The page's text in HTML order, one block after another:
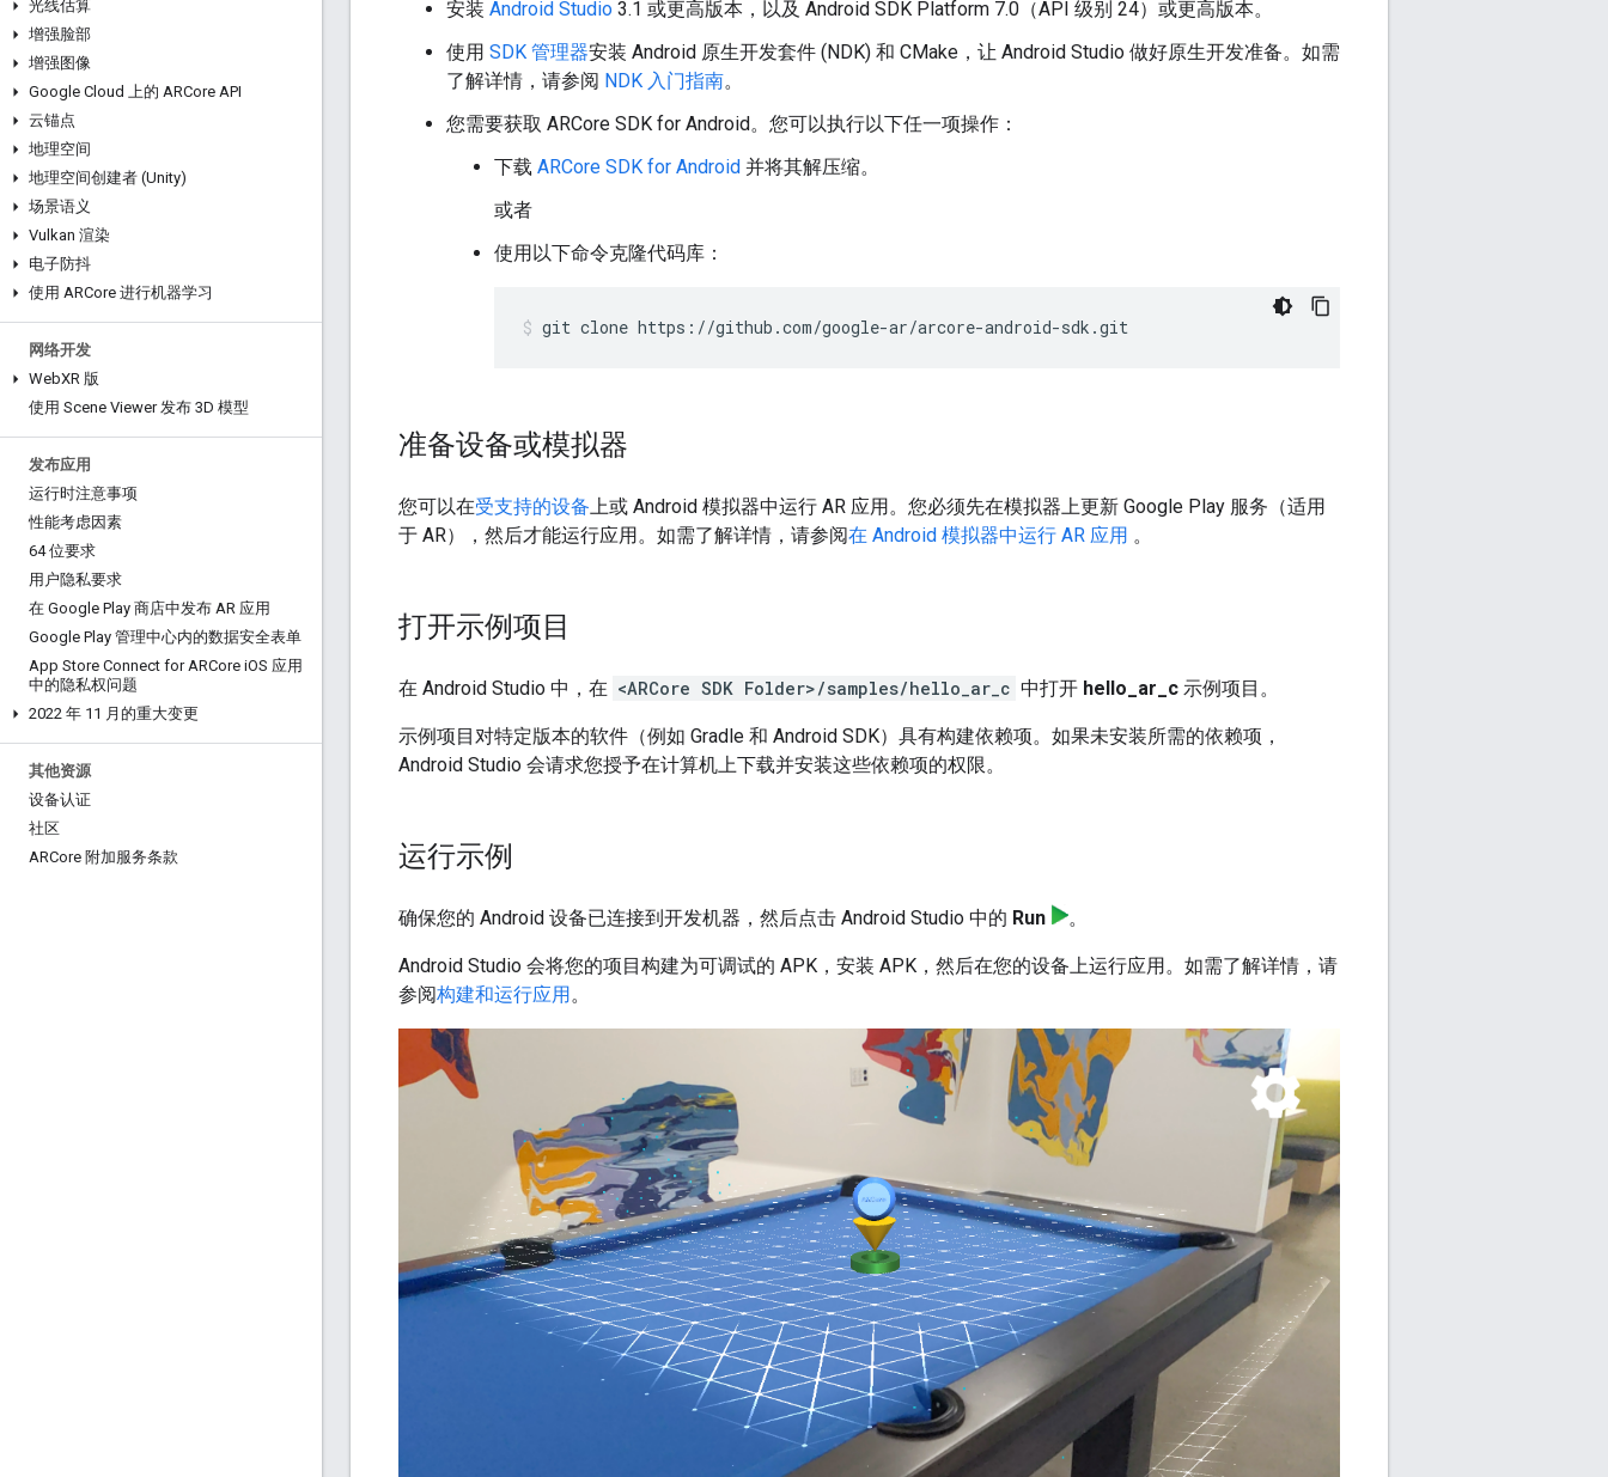
光线估算
增强脸部
增强图像
Google Cloud 上的 ARCore API
云锚点
地理空间
地理空间创建者 (Unity)
场景语义
Vulkan 渲染
电子防抖
使用 ARCore 进行机器学习
网络开发
WebXR 版
使用 Scene Viewer 发布 3D 模型
发布应用
运行时注意事项
性能考虑因素
64 位要求
用户隐私要求
在 Google Play 商店中发布 AR 应用
Google Play 管理中心内的数据安全表单
App Store Connect for ARCore iOS 应用
中的隐私权问题
2022 年 11 月的重大变更
其他资源
设备认证
社区
ARCore 附加服务条款
安装 Android Studio 3.1 或更高版本，以及 Android SDK Platform 7.0（API 级别 24）或更高版本。
使用 SDK 管理器安装 Android 原生开发套件 (NDK) 和 CMake，让 Android Studio 做好原生开发准备。如需
了解详情，请参阅 NDK 入门指南。
您需要获取 ARCore SDK for Android。您可以执行以下任一项操作：
下载 ARCore SDK for Android 并将其解压缩。
或者
使用以下命令克隆代码库：
git clone https://github.com/google-ar/arcore-android-sdk.git
准备设备或模拟器
您可以在受支持的设备上或 Android 模拟器中运行 AR 应用。您必须先在模拟器上更新 Google Play 服务（适用
于 AR），然后才能运行应用。如需了解详情，请参阅在 Android 模拟器中运行 AR 应用 。
打开示例项目
在 Android Studio 中，在 <ARCore SDK Folder>/samples/hello_ar_c 中打开 hello_ar_c 示例项目。
示例项目对特定版本的软件（例如 Gradle 和 Android SDK）具有构建依赖项。如果未安装所需的依赖项，
Android Studio 会请求您授予在计算机上下载并安装这些依赖项的权限。
运行示例
确保您的 Android 设备已连接到开发机器，然后点击 Android Studio 中的 Run 。
Android Studio 会将您的项目构建为可调试的 APK，安装 APK，然后在您的设备上运行应用。如需了解详情，请
参阅构建和运行应用 。